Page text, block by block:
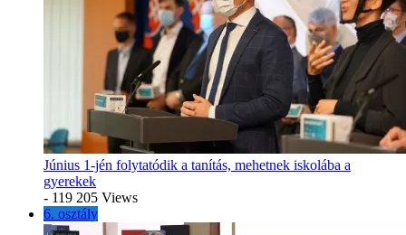
Június 1-jén folytatódik a tanítás, mehetnek iskolába a
gyerekek
- 119 205 Views
6. osztály